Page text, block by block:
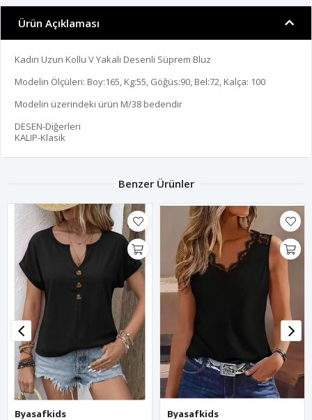
Ürün Açıklaması
Kadın Uzun Kollu V Yakalı Desenli Süprem Bluz
Modelin Ölçüleri: Boy:165, Kg:55, Göğüs:90, Bel:72, Kalça: 100
Modelin üzerindeki ürün M/38 bedendir
DESEN-Diğerleri
KALIP-Klasik
Benzer Ürünler
Byasafkids Byasafkids